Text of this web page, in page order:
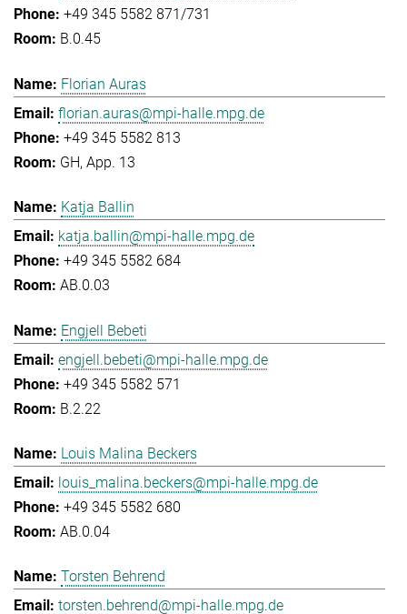
+49 345 5582 871/731
B.0.45
Florian Auras
florian.auras@mpi-halle.mpg.de
+49 345 5582 813
GH, App. 13
Katja Ballin
katja.ballin@mpi-halle.mpg.de
+49 345 5582 684
AB.0.03
Engjell Bebeti
engjell.bebeti@mpi-halle.mpg.de
+49 345 5582 571
B.2.22
Louis Malina Beckers
louis_malina.beckers@mpi-halle.mpg.de
+49 345 5582 680
AB.0.04
Torsten Behrend
torsten.behrend@mpi-halle.mpg.de